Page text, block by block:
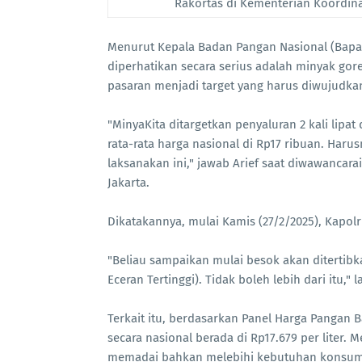
Rakortas di Kementerian
Menurut Kepala Badan Pangan Nasional
diperhatikan secara serius adalah minyak
pasaran menjadi target yang harus
"MinyaKita ditargetkan penyaluran 2 kali lipat
rata-rata harga nasional di Rp17 ribuan.
laksanakan ini," jawab Arief saat
Jakarta.
Dikatakannya, mulai Kamis (27/2/2025),
"Beliau sampaikan mulai besok akan
Eceran Tertinggi). Tidak boleh lebih dari itu,"
Terkait itu, berdasarkan Panel Harga Pangan
secara nasional berada di Rp17.679 per liter.
memadai bahkan melebihi kebutuhan